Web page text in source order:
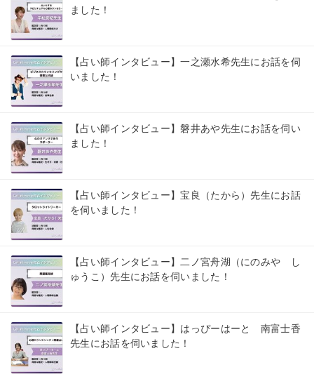
ました！
【占い師インタビュー】一之瀬水希先生にお話を伺
いました！
【占い師インタビュー】磐井あや先生にお話を伺い
ました！
【占い師インタビュー】宝良（たから）先生にお話
を伺いました！
【占い師インタビュー】二ノ宮舟湖（にのみや し
ゅうこ）先生にお話を伺いました！
【占い師インタビュー】はっぴーはーと 南富士香
先生にお話を伺いました！